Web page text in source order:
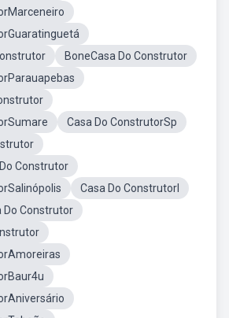
BoneCasa Do Construtor
Casa Do ConstrutorSp
Construtor
Casa Do ConstrutorI
Do Construtor